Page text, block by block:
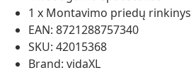
1 x Montavimo priedų rinkinys
EAN: 8721288757340
SKU: 42015368
Brand: vidaXL